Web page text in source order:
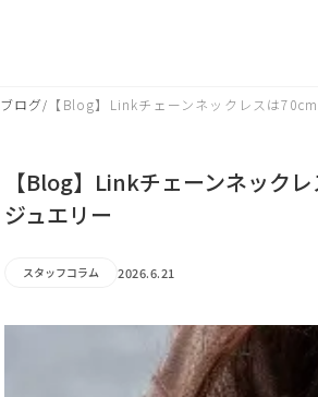
ブログ/ 【Blog】Linkチェーンネックレスは
【Blog】Linkチェーンネック
ジュエリー
スタッフコラム 2026.6.21